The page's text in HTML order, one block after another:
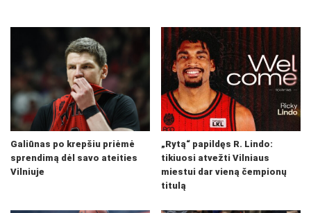
Galiūnas po krepšiu priėmė
sprendimą dėl savo ateities
Vilniuje
„Rytą“ papildęs R. Lindo:
tikiuosi atvežti Vilniaus
miestui dar vieną čempionų
titulą